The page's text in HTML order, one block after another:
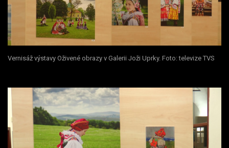
Vernisáž výstavy Oživené obrazy v Galerii Joži Uprky. Foto: televize TVS